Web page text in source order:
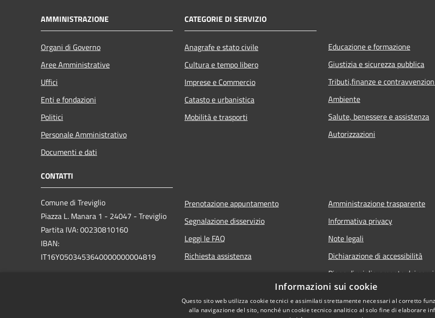
AMMINISTRAZIONE
Organi di Governo
Aree Amministrative
Uffici
Enti e fondazioni
Politici
Personale Amministrativo
Documenti e dati
CATEGORIE DI SERVIZIO
Anagrafe e stato civile
Cultura e tempo libero
Imprese e Commercio
Catasto e urbanistica
Mobilità e trasporti
Educazione e formazione
Giustizia e sicurezza pubblica
Tributi,finanze e
Ambiente
Salute, benessere e assistenza
Autorizzazioni
CONTATTI
Comune di Treviglio
Piazza L. Manara 1 - 24047 - Treviglio
Partita IVA: 00230810160
IBAN:
IT16Y0503453640000000004819
Prenotazione appuntamento
Segnalazione disservizio
Leggi le FAQ
Richiesta assistenza
Amministrazione trasparente
Informativa privacy
Note legali
Dichiarazione di accessibilità
Piano di miglioramento dei
Informazioni sui cookie
Questo sito web utilizza cookie tecnici e assimilati strettamente necessari al corretto
alla navigazione del sito, nonché un cookie tecnico analitico al solo fine di elaborare